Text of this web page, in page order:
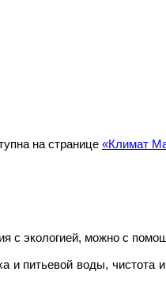
на странице «Климат
с экологией, можно с
и питьевой воды,